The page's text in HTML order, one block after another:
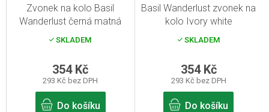
Zvonek na kolo Basil
Wanderlust černá matná
SKLADEM
293 Kč bez DPH
354 Kč
Do košíku
Basil Wanderlust zvonek na
kolo Ivory white
SKLADEM
293 Kč bez DPH
354 Kč
Do košíku